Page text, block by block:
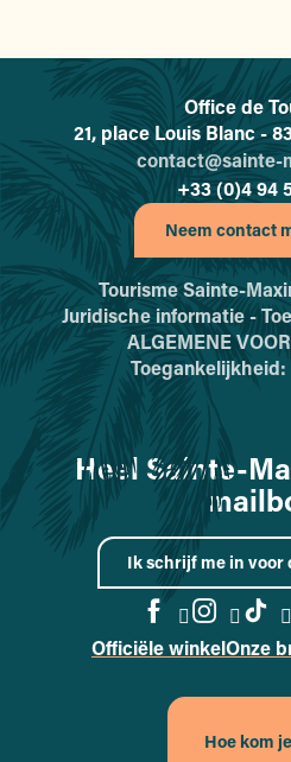
Office de
21, place Louis Blanc -
contact@sainte-
+33 (0)4 94
Neem contact
Tourisme Sainte-
Juridische informatie -
ALGEMENE
Heel Sainte-
Ik schrijf me in voor
Naar de
Naar
Officiële winkelOnze
Hoe kom